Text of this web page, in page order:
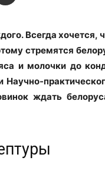
Всегда хочется,
стремятся
и молочки до
Научно-
ждать